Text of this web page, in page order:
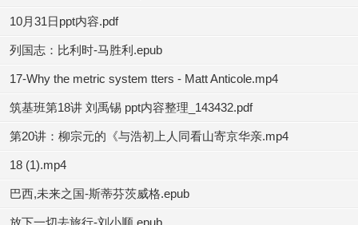
10月31日ppt内容.pdf
列国志：比利时-马胜利.epub
17-Why the metric system tters - Matt Anticole.mp4
筑基班第18讲 刘禹锡 ppt内容整理_143432.pdf
第20讲：柳宗元的《与浩初上人同看山寄京华亲.mp4
18 (1).mp4
巴西,未来之国-斯蒂芬茨威格.epub
放下一切去旅行-刘小顺.epub